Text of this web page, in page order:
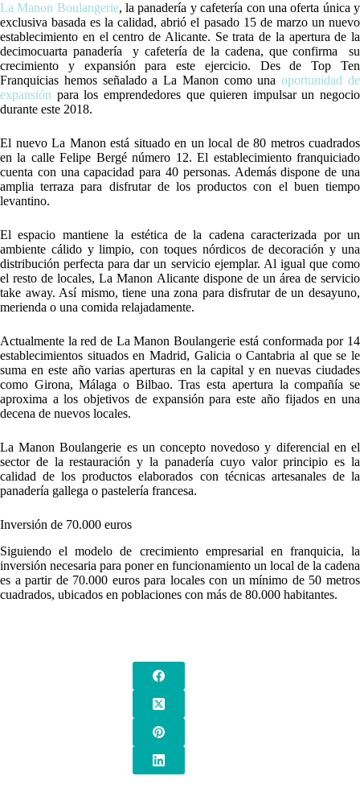
La Manon Boulangerie, la panadería y cafetería con una oferta única y
exclusiva basada es la calidad, abrió el pasado 15 de marzo un nuevo
establecimiento en el centro de Alicante. Se trata de la apertura de la
decimocuarta panadería y cafetería de la cadena, que confirma su
crecimiento y expansión para este ejercicio. Des de Top Ten
Franquicias hemos señalado a La Manon como unaoportunidad de
expansión para los emprendedores que quieren impulsar un negocio
durante este 2018.
El nuevo La Manon está situado en un local de 80 metros cuadrados
en la calle Felipe Bergé número 12. El establecimiento franquiciado
cuenta con una capacidad para 40 personas. Además dispone de una
amplia terraza para disfrutar de los productos con el buen tiempo
levantino.
El espacio mantiene la estética de la cadena caracterizada por un
ambiente cálido y limpio, con toques nórdicos de decoración y una
distribución perfecta para dar un servicio ejemplar. Al igual que como
el resto de locales, La Manon Alicante dispone de un área de servicio
take away. Así mismo, tiene una zona para disfrutar de un desayuno,
merienda o una comida relajadamente.
Actualmente la red de La Manon Boulangerie está conformada por 14
establecimientos situados en Madrid, Galicia o Cantabria al que se le
suma en este año varias aperturas en la capital y en nuevas ciudades
como Girona, Málaga o Bilbao. Tras esta apertura la compañía se
aproxima a los objetivos de expansión para este año fijados en una
decena de nuevos locales.
La Manon Boulangerie es un concepto novedoso y diferencial en el
sector de la restauración y la panadería cuyo valor principio es la
calidad de los productos elaborados con técnicas artesanales de la
panadería gallega o pastelería francesa.
Inversión de 70.000 euros
Siguiendo el modelo de crecimiento empresarial en franquicia, la
inversión necesaria para poner en funcionamiento un local de la cadena
es a partir de 70.000 euros para locales con un mínimo de 50 metros
cuadrados, ubicados en poblaciones con más de 80.000 habitantes.